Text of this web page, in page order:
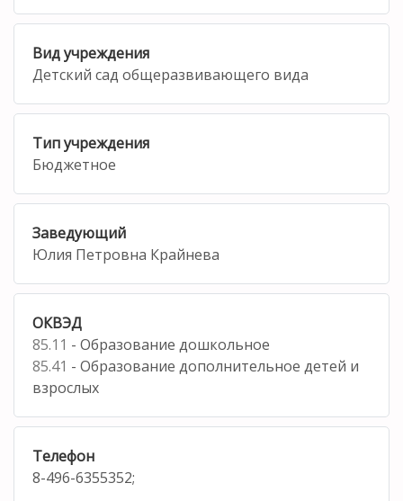
Вид учреждения
Детский сад общеразвивающего вида
Тип учреждения
Бюджетное
Заведующий
Юлия Петровна Крайнева
ОКВЭД
85.11 - Образование дошкольное
85.41 - Образование дополнительное детей и
взрослых
Телефон
8-496-6355352;